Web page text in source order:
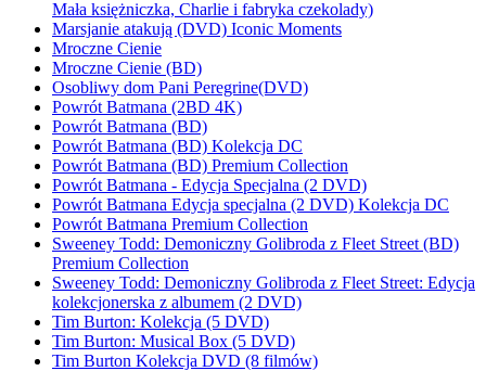
Mała księżniczka, Charlie i fabryka czekolady)
Marsjanie atakują (DVD) Iconic Moments
Mroczne Cienie
Mroczne Cienie (BD)
Osobliwy dom Pani Peregrine(DVD)
Powrót Batmana (2BD 4K)
Powrót Batmana (BD)
Powrót Batmana (BD) Kolekcja DC
Powrót Batmana (BD) Premium Collection
Powrót Batmana - Edycja Specjalna (2 DVD)
Powrót Batmana Edycja specjalna (2 DVD) Kolekcja DC
Powrót Batmana Premium Collection
Sweeney Todd: Demoniczny Golibroda z Fleet Street (BD)
Premium Collection
Sweeney Todd: Demoniczny Golibroda z Fleet Street: Edycja
kolekcjonerska z albumem (2 DVD)
Tim Burton: Kolekcja (5 DVD)
Tim Burton: Musical Box (5 DVD)
Tim Burton Kolekcja DVD (8 filmów)